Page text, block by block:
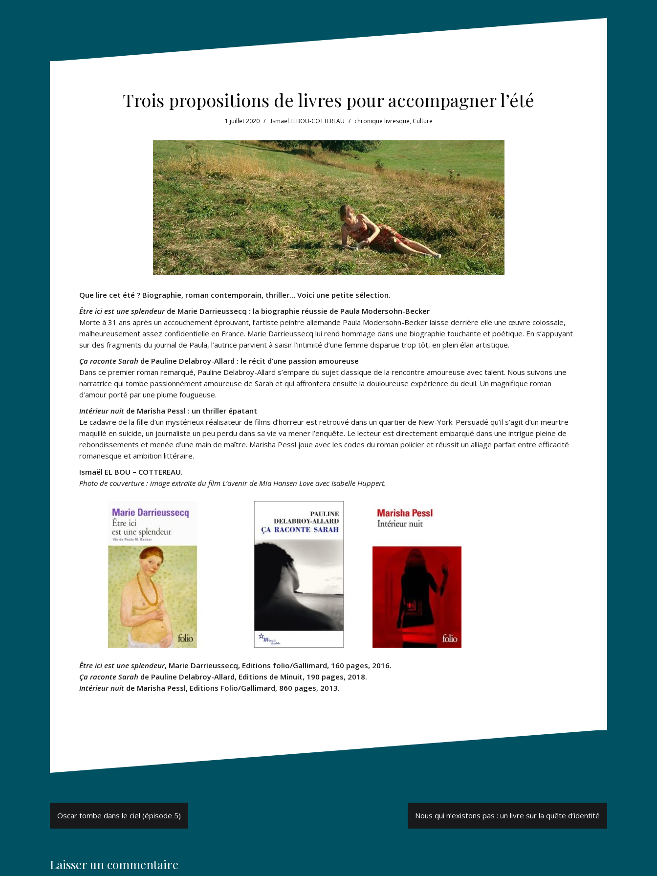
Trois propositions de livres pour accompagner l’été
1 juillet 2020 Ismael ELBOU-COTTEREAU chronique livresque, Culture
Que lire cet été ? Biographie, roman contemporain, thriller… Voici une petite sélection.
Être ici est une splendeur de Marie Darrieussecq : la biographie réussie de Paula Modersohn-Becker
Morte à 31 ans après un accouchement éprouvant, l’artiste peintre allemande Paula Modersohn-Becker laisse derrière elle une œuvre colossale,
malheureusement assez confidentielle en France. Marie Darrieussecq lui rend hommage dans une biographie touchante et poétique. En s’appuyant
sur des fragments du journal de Paula, l’autrice parvient à saisir l’intimité d’une femme disparue trop tôt, en plein élan artistique.
Ça raconte Sarah de Pauline Delabroy-Allard : le récit d’une passion amoureuse
Dans ce premier roman remarqué, Pauline Delabroy-Allard s’empare du sujet classique de la rencontre amoureuse avec talent. Nous suivons une
narratrice qui tombe passionnément amoureuse de Sarah et qui affrontera ensuite la douloureuse expérience du deuil. Un magnifique roman
d’amour porté par une plume fougueuse.
Intérieur nuit de Marisha Pessl : un thriller épatant
Le cadavre de la fille d’un mystérieux réalisateur de films d’horreur est retrouvé dans un quartier de New-York. Persuadé qu’il s’agit d’un meurtre
maquillé en suicide, un journaliste un peu perdu dans sa vie va mener l’enquête. Le lecteur est directement embarqué dans une intrigue pleine de
rebondissements et menée d’une main de maître. Marisha Pessl joue avec les codes du roman policier et réussit un alliage parfait entre efficacité
romanesque et ambition littéraire.
Ismaël EL BOU – COTTEREAU.
Photo de couverture : image extraite du film L’avenir de Mia Hansen Love avec Isabelle Huppert.
Être ici est une splendeur, Marie Darrieussecq, Editions folio/Gallimard, 160 pages, 2016.
Ça raconte Sarah de Pauline Delabroy-Allard, Editions de Minuit, 190 pages, 2018.
Intérieur nuit de Marisha Pessl, Editions Folio/Gallimard, 860 pages, 2013.
Navigation
de
Oscar tombe dans le ciel (épisode 5) Nous qui n’existons pas : un livre sur la quête d’identité
Laisser un commentaire